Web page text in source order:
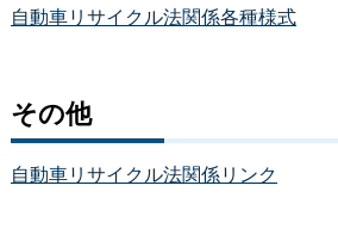
自動車リサイクル法関係各種様式
その他
自動車リサイクル法関係リンク